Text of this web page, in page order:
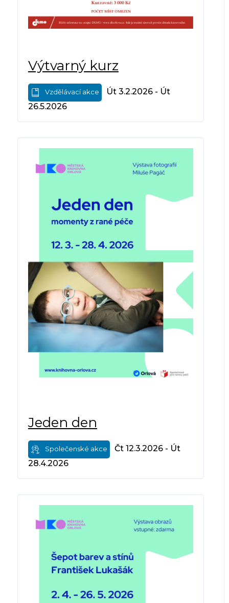
Výtvarný kurz
Vzdělávací akce
Út 3.2.2026 - Út
26.5.2026
Jeden den
Společenské akce
Čt 12.3.2026 - Út
28.4.2026